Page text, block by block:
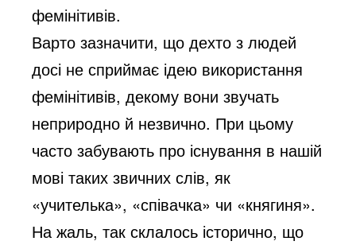
фемінітивів.
Варто зазначити, що дехто з людей
досі не сприймає ідею використання
фемінітивів, декому вони звучать
неприродно й незвично. При цьому
часто забувають про існування в нашій
мові таких звичних слів, як
«учителька», «співачка» чи «княгиня».
На жаль, так склалось історично, що